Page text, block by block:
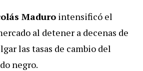
Maduro intensificó el
al detener a decenas de
las tasas de cambio del
negro.